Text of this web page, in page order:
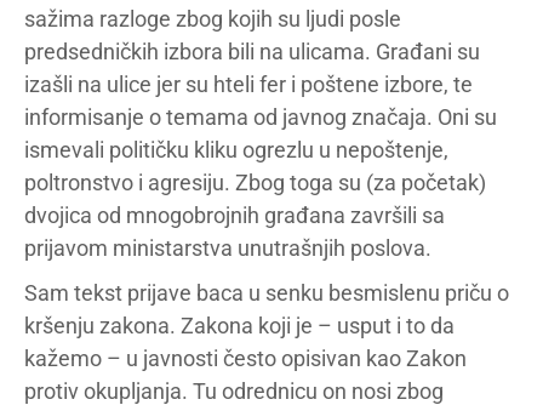
sažima razloge zbog kojih su ljudi posle
predsedničkih izbora bili na ulicama. Građani su
izašli na ulice jer su hteli fer i poštene izbore, te
informisanje o temama od javnog značaja. Oni su
ismevali političku kliku ogrezlu u nepoštenje,
poltronstvo i agresiju. Zbog toga su (za početak)
dvojica od mnogobrojnih građana završili sa
prijavom ministarstva unutrašnjih poslova.
Sam tekst prijave baca u senku besmislenu priču o
kršenju zakona. Zakona koji je – usput i to da
kažemo – u javnosti često opisivan kao Zakon
protiv okupljanja. Tu odrednicu on nosi zbog